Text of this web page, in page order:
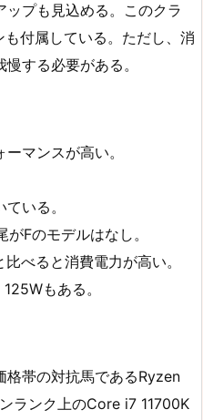
ップも見込める。このクラ
付属している。ただし、消
する必要がある。
マンスが高い。
いる。
Fのモデルはなし。
べると消費電力が高い。
もある。
格帯の対抗馬であるRyzen
ランク上のCore i7 11700K